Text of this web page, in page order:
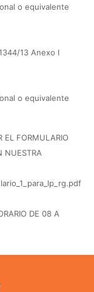
o equivalente
13 Anexo I
o equivalente
EL FORMULARIO
NUESTRA
DE 08 A